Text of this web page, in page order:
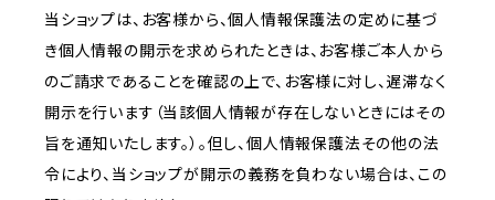
当ショップは、お客様から、個人情報保護法の定めに基づ
き個人情報の開示を求められたときは、お客様ご本人から
のご請求であることを確認の上で、お客様に対し、遅滞なく
開示を行います（当該個人情報が存在しないときにはその
旨を通知いたします。）。但し、個人情報保護法その他の法
令により、当ショップが開示の義務を負わない場合は、この